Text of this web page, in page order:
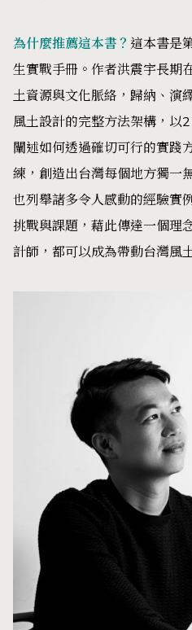
為什麼推薦這本書？ 這本書是
生實戰手冊。作者洪震宇長期
土資源與文化脈絡，歸納、演
風土設計的完整方法架構，以
闡述如何透過確切可行的實踐
練，創造出台灣每個地方獨一
也列舉諸多令人感動的經驗實
挑戰與課題，藉此傳達一個理
計師，都可以成為帶動台灣風